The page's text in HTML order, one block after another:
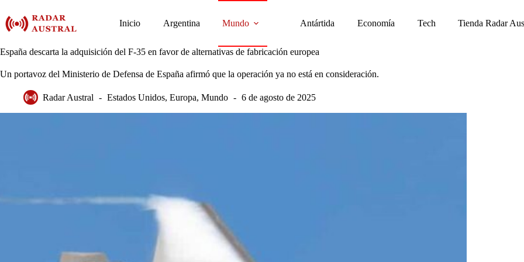
contenido
Inicio Argentina Mundo Antártida Economía Tech Tienda Radar
España descarta la adquisición del F-35 en favor de alternativas de fabricación europea
Un portavoz del Ministerio de Defensa de España afirmó que la operación ya no está en consideración.
Radar Austral Estados Unidos, Europa, Mundo 6 de agosto de 2025